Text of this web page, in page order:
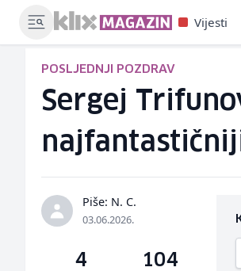
Vijesti
POSLJEDNJI POZDRAV
Sergej
Piše: N. C.
03.06.2026.
4 104